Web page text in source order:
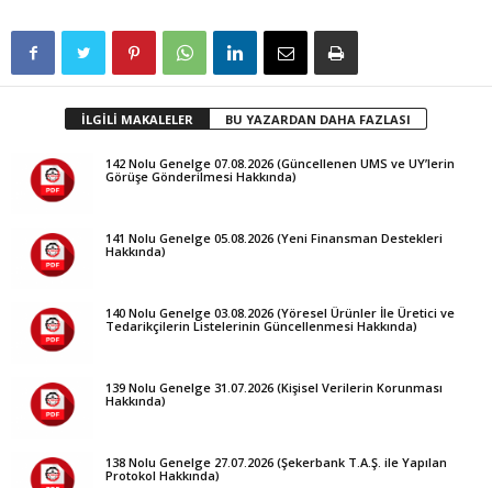
İLGİLİ MAKALELER BU YAZARDAN DAHA FAZLASI
142 Nolu Genelge 07.08.2026 (Güncellenen UMS ve UY’lerin
Görüşe Gönderilmesi Hakkında)
141 Nolu Genelge 05.08.2026 (Yeni Finansman Destekleri
Hakkında)
140 Nolu Genelge 03.08.2026 (Yöresel Ürünler İle Üretici ve
Tedarikçilerin Listelerinin Güncellenmesi Hakkında)
139 Nolu Genelge 31.07.2026 (Kişisel Verilerin Korunması
Hakkında)
138 Nolu Genelge 27.07.2026 (Şekerbank T.A.Ş. ile Yapılan
Protokol Hakkında)